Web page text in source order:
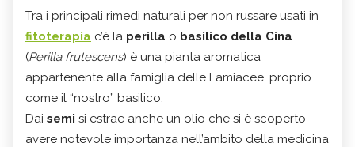
Tra i principali rimedi naturali per non russare usati in
fitoterapia c’è la perilla o basilico della Cina
(Perilla frutescens) è una pianta aromatica
appartenente alla famiglia delle Lamiacee, proprio
come il “nostro” basilico.
Dai semi si estrae anche un olio che si è scoperto
avere notevole importanza nell’ambito della medicina